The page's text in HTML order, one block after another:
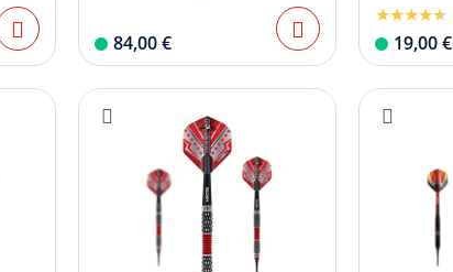
84,00 € 19,00 €